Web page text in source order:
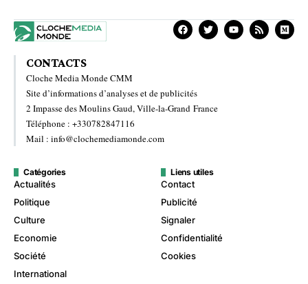
CONTACTS
Cloche Media Monde CMM
Site d’informations d’analyses et de publicités
2 Impasse des Moulins Gaud, Ville-la-Grand France
Téléphone : +330782847116
Mail : info@clochemediamonde.com
Catégories
Actualités
Politique
Culture
Economie
Société
International
Liens utiles
Contact
Publicité
Signaler
Confidentialité
Cookies